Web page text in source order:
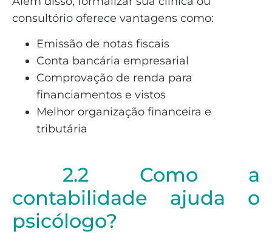
consultório oferece vantagens como:
Emissão de notas fiscais
Conta bancária empresarial
Comprovação de renda para
financiamentos e vistos
Melhor organização financeira e
tributária
2.2 Como a
contabilidade ajuda o
psicólogo?